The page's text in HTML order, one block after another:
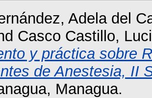
Adela del
Casco Castillo,
y práctica sobre
de Anestesia, II
Managua.